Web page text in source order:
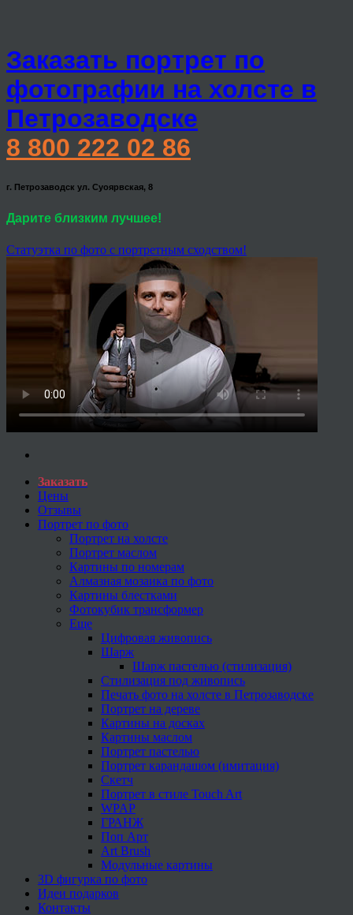
Заказать портрет по
фотографии на холсте в
Петрозаводске
8 800 222 02 86
г. Петрозаводск ул. Суоярвская, 8
Дарите близким лучшее!
Статуэтка по фото с портретным сходством!
Заказать
Цены
Отзывы
Портрет по фото
Портрет на холсте
Портрет маслом
Картины по номерам
Алмазная мозаика по фото
Картины блестками
Фотокубик трансформер
Еще
Цифровая живопись
Шарж
Шарж пастелью (стилизация)
Стилизация под живопись
Печать фото на холсте в Петрозаводске
Портрет на дереве
Картины на досках
Картины маслом
Портрет пастелью
Портрет карандашом (имитация)
Скетч
Портрет в стиле Touch Art
WPAP
ГРАНЖ
Поп Арт
Art Brush
Модульные картины
3D фигурка по фото
Идеи подарков
Контакты